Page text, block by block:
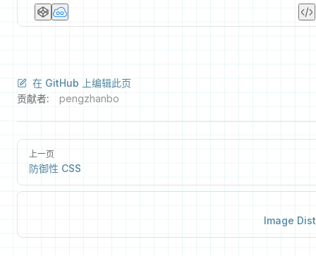
在 GitHub 上编辑此页
贡献者:
pengzhanbo
上一页
防御性 CSS
Image